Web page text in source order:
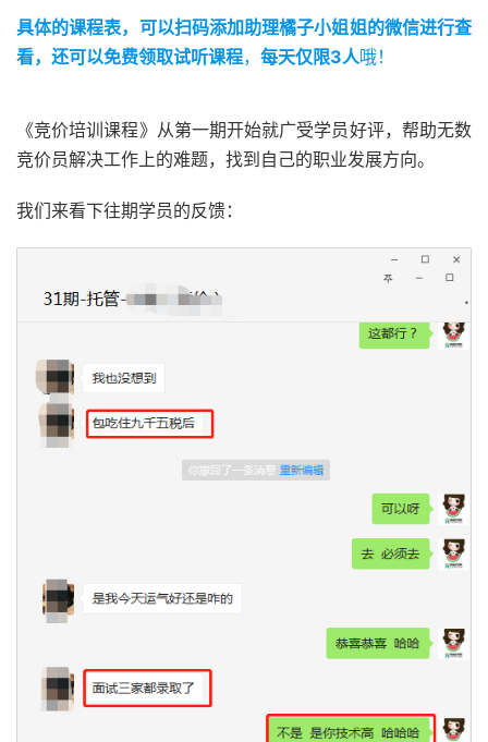
具体的课程表，可以扫码添加助理橘子小姐姐的微信进行查
看，还可以免费领取试听课程， 每天仅限3人哦！
《竞价培训课程》从第一期开始就广受学员好评，帮助无数
竞价员解决工作上的难题，找到自己的职业发展方向。
我们来看下往期学员的反馈：